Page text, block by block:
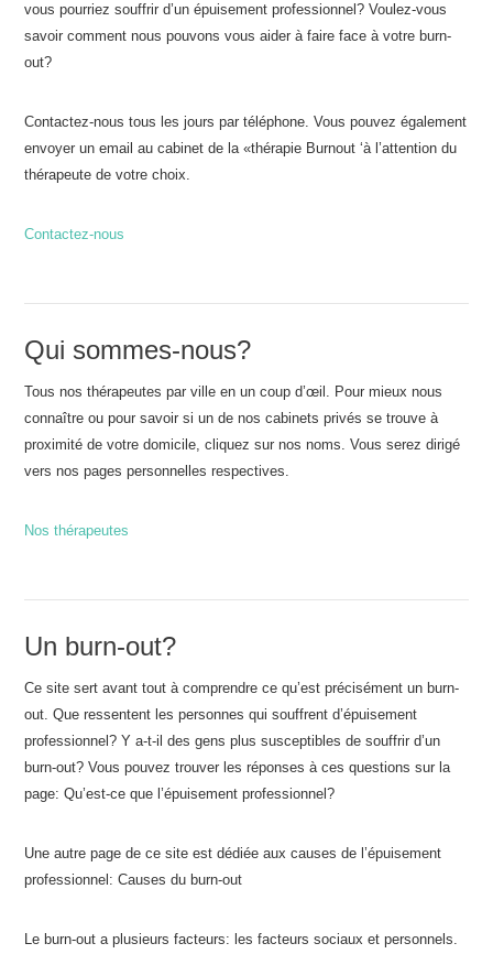
vous pourriez souffrir d’un épuisement professionnel? Voulez-vous
savoir comment nous pouvons vous aider à faire face à votre burn-
out?
Contactez-nous tous les jours par téléphone. Vous pouvez également
envoyer un email au cabinet de la «thérapie Burnout ‘à l’attention du
thérapeute de votre choix.
Contactez-nous
Qui sommes-nous?
Tous nos thérapeutes par ville en un coup d’œil. Pour mieux nous
connaître ou pour savoir si un de nos cabinets privés se trouve à
proximité de votre domicile, cliquez sur nos noms. Vous serez dirigé
vers nos pages personnelles respectives.
Nos thérapeutes
Un burn-out?
Ce site sert avant tout à comprendre ce qu’est précisément un burn-
out. Que ressentent les personnes qui souffrent d’épuisement
professionnel? Y a-t-il des gens plus susceptibles de souffrir d’un
burn-out? Vous pouvez trouver les réponses à ces questions sur la
page: Qu’est-ce que l’épuisement professionnel?
Une autre page de ce site est dédiée aux causes de l’épuisement
professionnel: Causes du burn-out
Le burn-out a plusieurs facteurs: les facteurs sociaux et personnels.